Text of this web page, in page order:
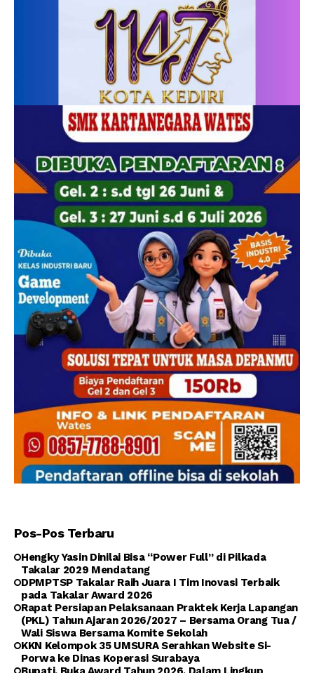
Pos-Pos Terbaru
Hengky Yasin Dinilai Bisa “Power Full” di Pilkada
Takalar 2029 Mendatang
DPMPTSP Takalar Raih Juara I Tim Inovasi Terbaik
pada Takalar Award 2026
Rapat Persiapan Pelaksanaan Praktek Kerja Lapangan
(PKL) Tahun Ajaran 2026/2027 – Bersama Orang Tua /
Wali Siswa Bersama Komite Sekolah
KKN Kelompok 35 UMSURA Serahkan Website Si-
Porwa ke Dinas Koperasi Surabaya